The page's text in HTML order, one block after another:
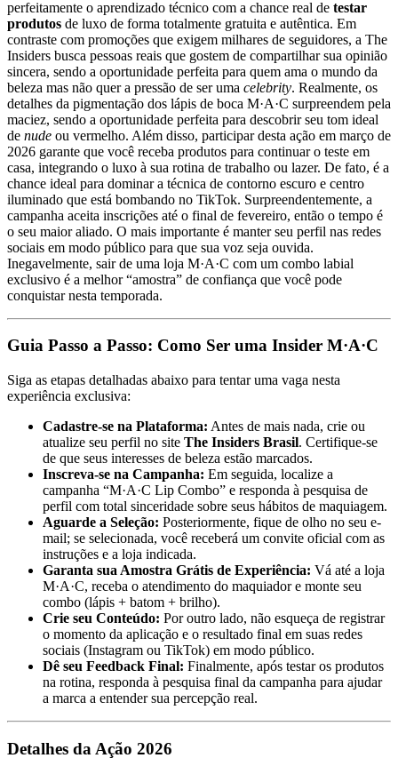
perfeitamente o aprendizado técnico com a chance real de testar
produtos de luxo de forma totalmente gratuita e autêntica. Em
contraste com promoções que exigem milhares de seguidores, a The
Insiders busca pessoas reais que gostem de compartilhar sua opinião
sincera, sendo a oportunidade perfeita para quem ama o mundo da
beleza mas não quer a pressão de ser uma celebrity. Realmente, os
detalhes da pigmentação dos lápis de boca M·A·C surpreendem pela
maciez, sendo a oportunidade perfeita para descobrir seu tom ideal
de nude ou vermelho. Além disso, participar desta ação em março de
2026 garante que você receba produtos para continuar o teste em
casa, integrando o luxo à sua rotina de trabalho ou lazer. De fato, é a
chance ideal para dominar a técnica de contorno escuro e centro
iluminado que está bombando no TikTok. Surpreendentemente, a
campanha aceita inscrições até o final de fevereiro, então o tempo é
o seu maior aliado. O mais importante é manter seu perfil nas redes
sociais em modo público para que sua voz seja ouvida.
Inegavelmente, sair de uma loja M·A·C com um combo labial
exclusivo é a melhor “amostra” de confiança que você pode
conquistar nesta temporada.
Guia Passo a Passo: Como Ser uma Insider M·A·C
Siga as etapas detalhadas abaixo para tentar uma vaga nesta
experiência exclusiva:
Cadastre-se na Plataforma: Antes de mais nada, crie ou
atualize seu perfil no site The Insiders Brasil. Certifique-se
de que seus interesses de beleza estão marcados.
Inscreva-se na Campanha: Em seguida, localize a
campanha “M·A·C Lip Combo” e responda à pesquisa de
perfil com total sinceridade sobre seus hábitos de maquiagem.
Aguarde a Seleção: Posteriormente, fique de olho no seu e-
mail; se selecionada, você receberá um convite oficial com as
instruções e a loja indicada.
Garanta sua Amostra Grátis de Experiência: Vá até a loja
M·A·C, receba o atendimento do maquiador e monte seu
combo (lápis + batom + brilho).
Crie seu Conteúdo: Por outro lado, não esqueça de registrar
o momento da aplicação e o resultado final em suas redes
sociais (Instagram ou TikTok) em modo público.
Dê seu Feedback Final: Finalmente, após testar os produtos
na rotina, responda à pesquisa final da campanha para ajudar
a marca a entender sua percepção real.
Detalhes da Ação 2026